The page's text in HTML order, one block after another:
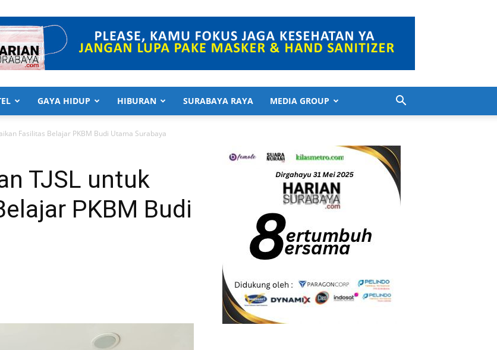
GAYA HIDUP HIBURAN SURABAYA RAYA MEDIA GROUP
Fasilitas Belajar PKBM Budi Utama Surabaya
TJSL untuk
PKBM Budi